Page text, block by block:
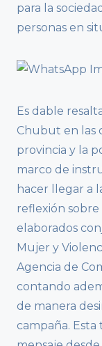
para la
personas en
Es dable
Chubut en las
provincia y la
marco de
hacer llegar a
reflexión sobre
elaborados
Mujer y
Agencia de
contando
de manera
campaña.